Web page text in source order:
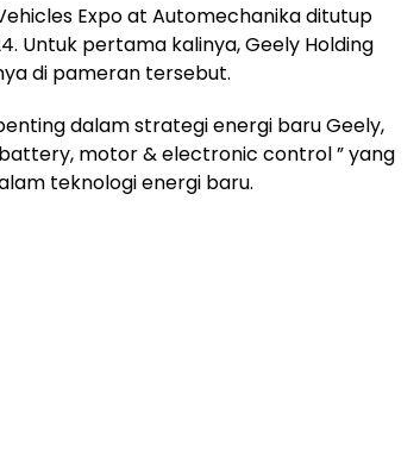
Expo at Automechanika ditutup
Untuk pertama kalinya, Geely Holding
di pameran tersebut.
dalam strategi energi baru Geely,
motor & electronic control ” yang
teknologi energi baru.